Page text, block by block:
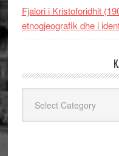
Fjalori i Kristoforidhit
etnogjeografik dhe i